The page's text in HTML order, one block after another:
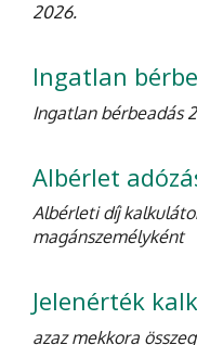
2026.
Ingatlan
Ingatlan bérbeadás
Albérlet
Albérleti díj
magánszemélyként
Jelenérték
azaz mekkora